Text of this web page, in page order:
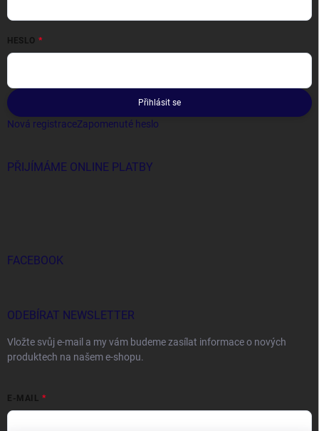
HESLO
Přihlásit se
Nová registraceZapomenuté heslo
PŘIJÍMÁME ONLINE PLATBY
FACEBOOK
ODEBÍRAT NEWSLETTER
Vložte svůj e-mail a my vám budeme zasílat informace o nových
produktech na našem e-shopu.
E-MAIL